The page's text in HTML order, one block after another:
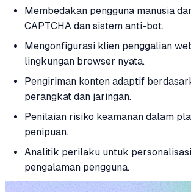
Membedakan pengguna manusia
CAPTCHA dan sistem anti-bot.
Mengonfigurasi klien penggalian
lingkungan browser nyata.
Pengiriman konten adaptif
perangkat dan jaringan.
Penilaian risiko keamanan dalam
penipuan.
Analitik perilaku untuk
pengalaman pengguna.